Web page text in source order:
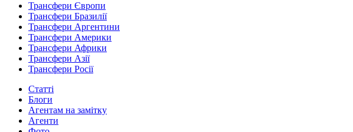
Трансфери Європи
Трансфери Бразилії
Трансфери Аргентини
Трансфери Америки
Трансфери Африки
Трансфери Азії
Трансфери Росії
Статті
Блоги
Агентам на замітку
Агенти